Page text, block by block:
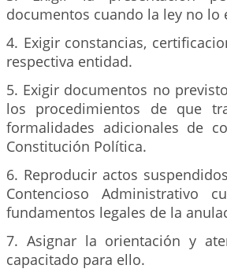
documentos cuando la ley no lo
4. Exigir constancias,
respectiva entidad.
5. Exigir documentos no
los procedimientos de que
formalidades adicionales de
Constitución Política.
6. Reproducir actos
Contencioso Administrativo
fundamentos legales de la
7. Asignar la orientación y
capacitado para ello.